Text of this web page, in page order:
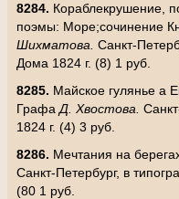
8284. Кораблекрушение,
поэмы: Море;сочинение
Шихматова. Санкт-
Дома 1824 г. (8) 1 руб.
8285. Майское гулянье а
Графа Д. Хвостова.
1824 г. (4) 3 руб.
8286. Мечтания на
Санкт-Петербург, в
(80 1 руб.